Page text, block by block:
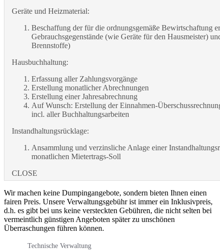
Geräte und Heizmaterial:
Beschaffung der für die ordnungsgemäße Bewirtschaftung
Gebrauchsgegenstände (wie Geräte für den Hausmeister)
Brennstoffe)
Hausbuchhaltung:
Erfassung aller Zahlungsvorgänge
Erstellung monatlicher Abrechnungen
Erstellung einer Jahresabrechnung
Auf Wunsch: Erstellung der Einnahmen-
incl. aller Buchhaltungsarbeiten
Instandhaltungsrücklage:
Ansammlung und verzinsliche Anlage einer
monatlichen Mietertrags-Soll
CLOSE
Wir machen keine Dumpingangebote, sondern bieten Ihnen einen
fairen Preis. Unsere Verwaltungsgebühr ist immer ein Inklusivpreis,
d.h. es gibt bei uns keine versteckten Gebühren, die nicht selten bei
vermeintlich günstigen Angeboten später zu unschönen
Überraschungen führen können.
Technische Verwaltung